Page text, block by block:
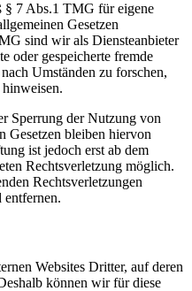
§ 7 Abs.1 TMG für eigene
Gesetzen
sind wir als Diensteanbieter
oder gespeicherte fremde
Umständen zu forschen,
Sperrung der Nutzung von
Gesetzen bleiben hiervon
ist jedoch erst ab dem
Rechtsverletzung möglich.
Rechtsverletzungen
entfernen.
Websites Dritter, auf deren
können wir für diese